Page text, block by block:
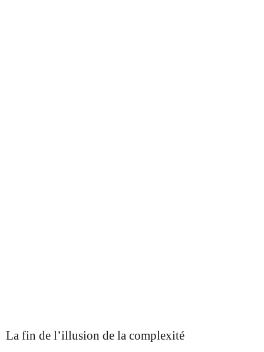
La fin de l’illusion de la complexité